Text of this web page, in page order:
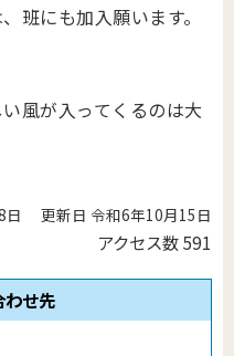
班にも加入願います。
風が入ってくるのは大
日 更新日 令和6年10月15日
アクセス数591
わせ先